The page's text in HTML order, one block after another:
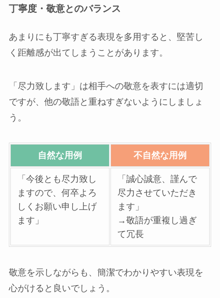
丁寧度・敬意とのバランス
あまりにも丁寧すぎる表現を多用すると、堅苦し
く距離感が出てしまうことがあります。
「尽力致します」は相手への敬意を表すには適切
ですが、他の敬語と重ねすぎないようにしましょ
う。
自然な用例 不自然な用例
「今後とも尽力致し
ますので、何卒よろ
しくお願い申し上げ
ます」
「誠心誠意、謹んで
尽力させていただき
ます」
→敬語が重複し過ぎ
て冗長
敬意を示しながらも、簡潔でわかりやすい表現を
心がけると良いでしょう。